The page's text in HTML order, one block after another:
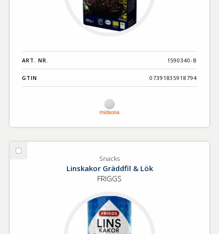
ART. NR. 1590340-B
GTIN 07391835918794
Välj
Snacks
Linskakor Gräddfil & Lök
FRIGGS